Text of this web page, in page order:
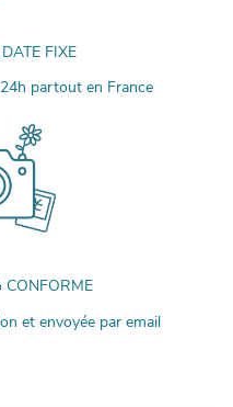
FIXE
partout en France
CONFORME
et envoyée par email